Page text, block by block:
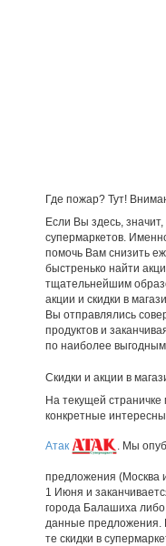
Где пожар? Тут!
Если Вы здесь,
супермаркетов.
помочь Вам снизить
быстренько найти
тщательнейшим
акции и скидки в
Вы отправлялись
продуктов и
по наиболее
Скидки и акции в
На текущей
конкретные
Атак . Мы
предложения (Москва
1 Июня и
города Балашиха либо
данные предложения.
те скидки в